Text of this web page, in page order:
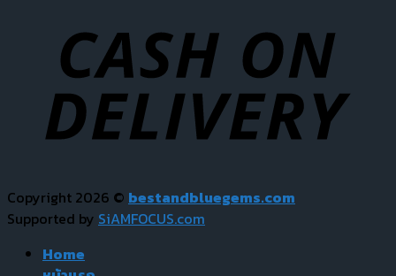
Copyright 2026 © bestandbluegems.com
Supported by SiAMFOCUS.com
Home